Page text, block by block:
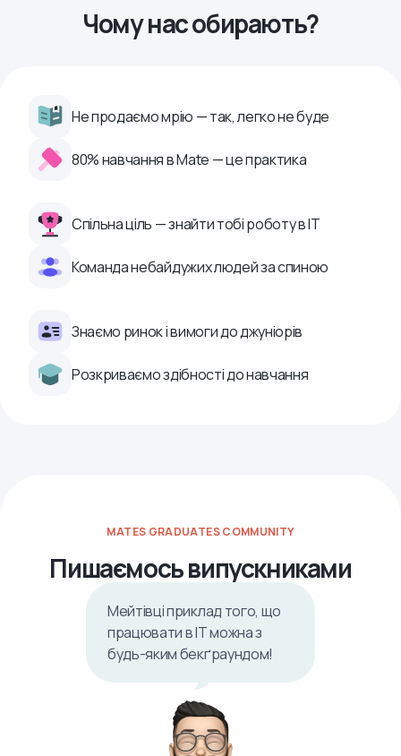
Чому нас обирають?
Не продаємо мрію — так, легко не буде
80% навчання в Mate — це практика
Спільна ціль — знайти тобі роботу в ІТ
Команда небайдужих людей за спиною
Знаємо ринок і вимоги до джуніорів
Розкриваємо здібності до навчання
MATES GRADUATES COMMUNITY
Пишаємось випускниками
Мейтівці приклад того, що
працювати в ІТ можна з
будь-яким бекґраундом!